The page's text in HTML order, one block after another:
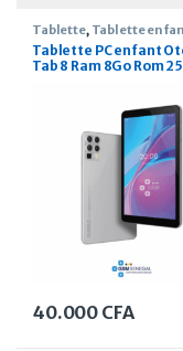
Tablette, Tablette
Tablette PC enfant
Tab 8 Ram 8Go Rom
40.000 CFA